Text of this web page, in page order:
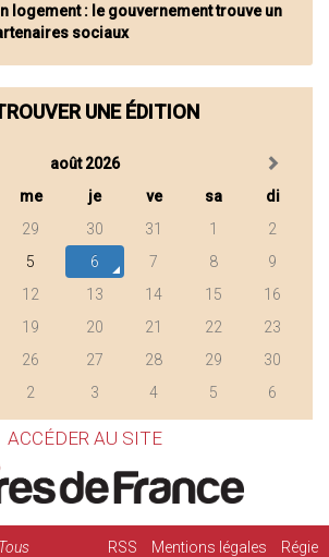
logement : le gouvernement trouve un
sociaux
UNE ÉDITION
août 2026
me je ve sa
di
29 30 31 1
2
5 6 7 8
9
12 13 14 15
16
19 20 21 22
23
26 27 28 29
30
2 3 4 5 6
ACCÉDER AU SITE
RSS Mentions légales Régie